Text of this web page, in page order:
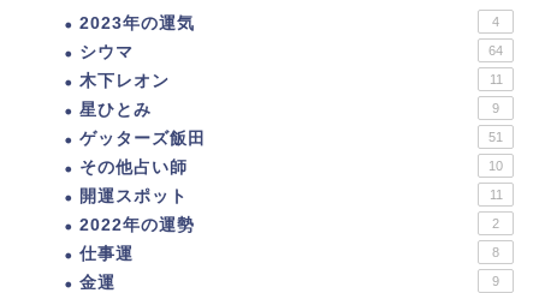
2023年の運気 4
シウマ 64
木下レオン 11
星ひとみ 9
ゲッターズ飯田 51
その他占い師 10
開運スポット 11
2022年の運勢 2
仕事運 8
金運 9